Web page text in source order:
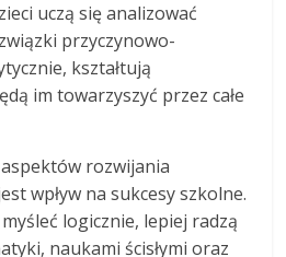
uczą się analizować
przyczynowo-
kształtują
im towarzyszyć przez całe
rozwijania
wpływ na sukcesy szkolne.
logicznie, lepiej radzą
naukami ścisłymi oraz